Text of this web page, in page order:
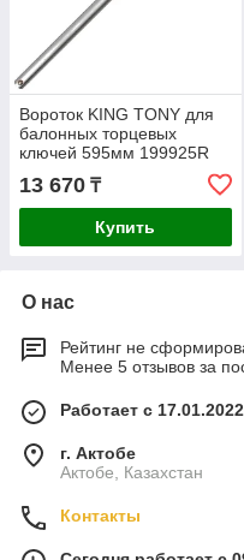
Вороток KING TONY для
балонных торцевых
ключей 595мм 199925R
13 670 ₸
Купить
О нас
Рейтинг не
Менее 5 отзывов за
Работает с 17.01.2022
г. Актобе
Актобе, Казахстан
Контакты